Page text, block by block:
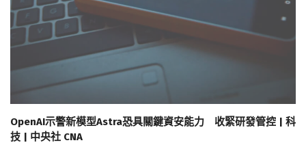
OpenAI示警新模型Astra恐具關鍵資安能力 收緊研發管控 | 科
技 | 中央社 CNA